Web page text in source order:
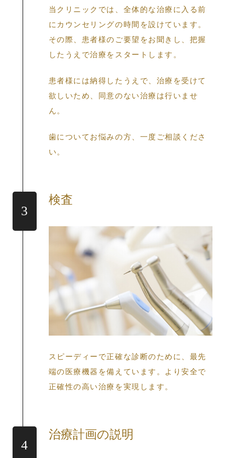
当クリニックでは、全体的な治療に入る前
にカウンセリングの時間を設けています。
その際、患者様のご要望をお聞きし、把握
したうえで治療をスタートします。
患者様には納得したうえで、治療を受けて
欲しいため、同意のない治療は行いませ
ん。
歯についてお悩みの方、一度ご相談くださ
い。
検査
スピーディーで正確な診断のために、最先
端の医療機器を備えています。より安全で
正確性の高い治療を実現します。
治療計画の説明